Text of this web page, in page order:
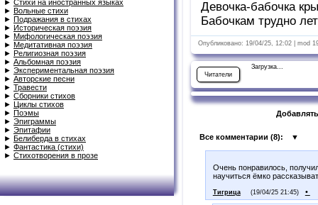
► Стихи на иностранных языках
► Вольные стихи
► Подражания в стихах
► Историческая поэзия
► Мифологическая поэзия
► Медитативная поэзия
► Религиозная поэзия
► Альбомная поэзия
► Экспериментальная поэзия
► Авторские песни
► Травести
► Сборники стихов
►
Циклы стихов
► Поэмы
► Эпиграммы
► Эпитафии
► Белиберда в стихах
► Фантастика (стихи)
► Стихотворения в прозе
Девочка-бабочка
Бабочкам трудно
Опубликовано: 19/04/25, 12:02 | mod
Читатели
Загрузка...
Все комментарии (8): ▼
Очень понравилось,
научиться ёмко
Тигрица (19/04/25 21:45) •